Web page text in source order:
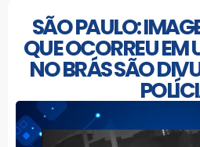
SÃO PAULO:
QUE OCORREU
NO BRÁS SÃO